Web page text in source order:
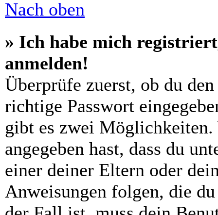
Nach oben
» Ich habe mich
anmelden!
Überprüfe zuerst, ob du
richtige Passwort
gibt es zwei
angegeben hast, dass du
einer deiner Eltern oder
Anweisungen folgen, die